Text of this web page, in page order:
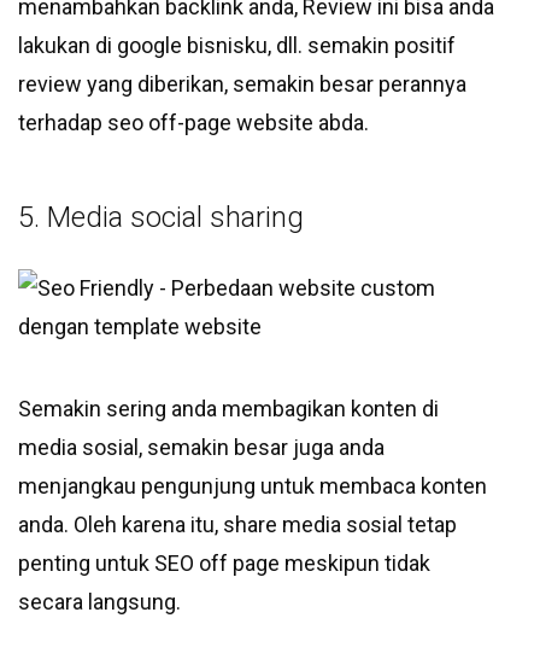
menambahkan backlink anda, Review ini bisa anda
lakukan di google bisnisku, dll. semakin positif
review yang diberikan, semakin besar perannya
terhadap seo off-page website abda.
5. Media social sharing
Semakin sering anda membagikan konten di
media sosial, semakin besar juga anda
menjangkau pengunjung untuk membaca konten
anda. Oleh karena itu, share media sosial tetap
penting untuk SEO off page meskipun tidak
secara langsung.